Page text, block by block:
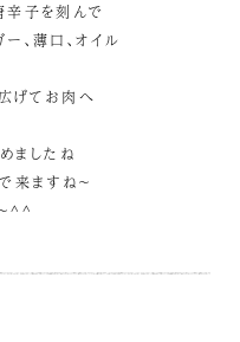
辛子を刻んで
、薄口、オイル
げてお肉へ
ましたね
来ますね～
^^